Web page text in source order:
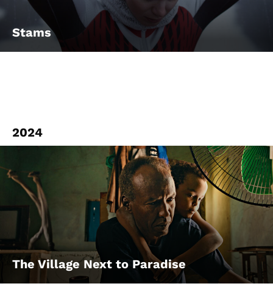
Stams
2024
The Village Next to Paradise